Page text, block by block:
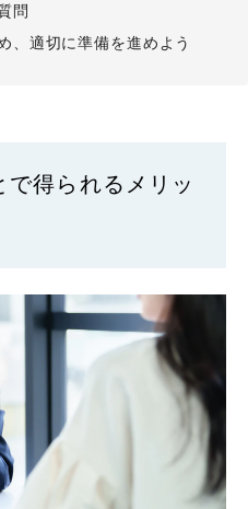
問
、適切に準備を進めよう
得られるメリッ